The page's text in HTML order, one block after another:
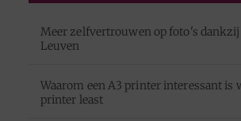
Meer zelfvertrouwen op foto's
Leuven
Waarom een A3 printer interessant is
printer least